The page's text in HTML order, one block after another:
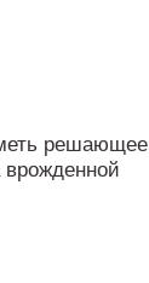
решающее
врожденной